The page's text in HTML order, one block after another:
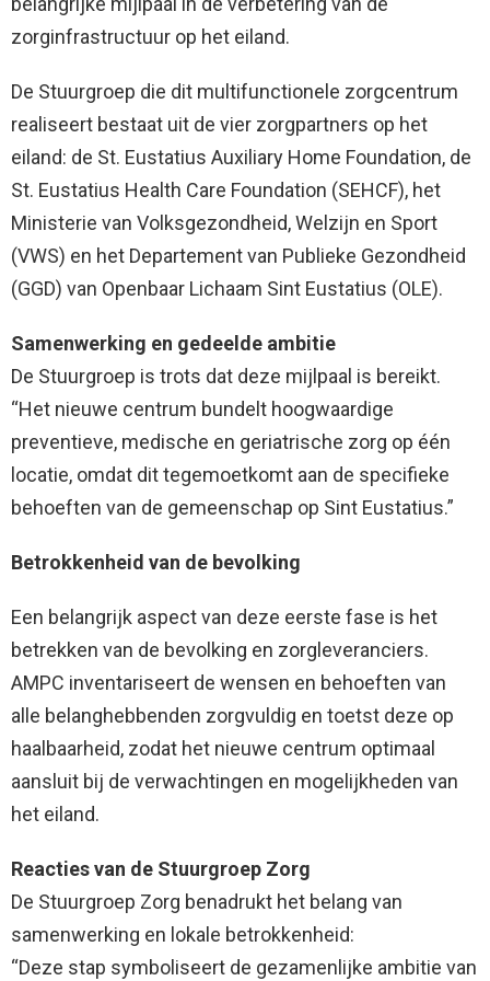
zorginfrastructuur op het eiland.
De Stuurgroep die dit multifunctionele zorgcentrum
realiseert bestaat uit de vier zorgpartners op het
eiland: de St. Eustatius Auxiliary Home Foundation, de
St. Eustatius Health Care Foundation (SEHCF), het
Ministerie van Volksgezondheid, Welzijn en Sport
(VWS) en het Departement van Publieke Gezondheid
(GGD) van Openbaar Lichaam Sint Eustatius (OLE).
Samenwerking en gedeelde ambitie
De Stuurgroep is trots dat deze mijlpaal is bereikt.
“Het nieuwe centrum bundelt hoogwaardige
preventieve, medische en geriatrische zorg op één
locatie, omdat dit tegemoetkomt aan de specifieke
behoeften van de gemeenschap op Sint Eustatius.”
Betrokkenheid van de bevolking
Een belangrijk aspect van deze eerste fase is het
betrekken van de bevolking en zorgleveranciers.
AMPC inventariseert de wensen en behoeften van
alle belanghebbenden zorgvuldig en toetst deze op
haalbaarheid, zodat het nieuwe centrum optimaal
aansluit bij de verwachtingen en mogelijkheden van
het eiland.
Reacties van de Stuurgroep Zorg
De Stuurgroep Zorg benadrukt het belang van
samenwerking en lokale betrokkenheid:
“Deze stap symboliseert de gezamenlijke ambitie van